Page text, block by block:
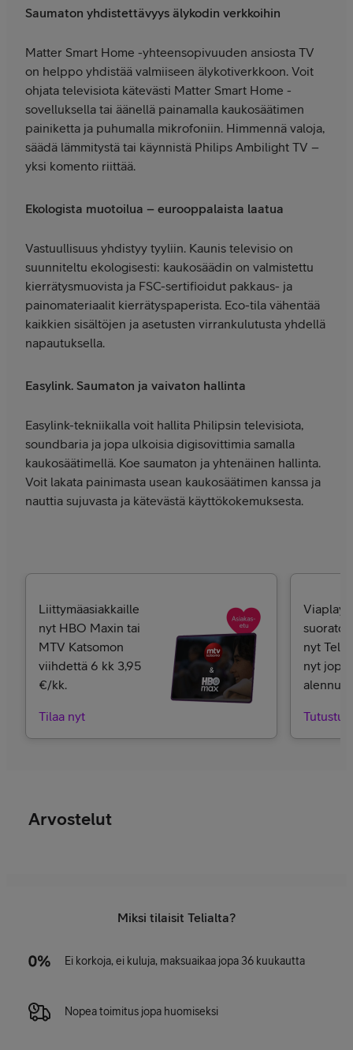
Saumaton yhdistettävyys älykodin verkkoihin
Matter Smart Home -yhteensopivuuden ansiosta TV
on helppo yhdistää valmiiseen älykotiverkkoon. Voit
ohjata televisiota kätevästi Matter Smart Home -
sovelluksella tai äänellä painamalla kaukosäätimen
painiketta ja puhumalla mikrofoniin. Himmennä valoja,
säädä lämmitystä tai käynnistä Philips Ambilight TV –
yksi komento riittää.
Ekologista muotoilua – eurooppalaista laatua
Vastuullisuus yhdistyy tyyliin. Kaunis televisio on
suunniteltu ekologisesti: kaukosäädin on valmistettu
kierrätysmuovista ja FSC-sertifioidut pakkaus- ja
painomateriaalit kierrätyspaperista. Eco-tila vähentää
kaikkien sisältöjen ja asetusten virrankulutusta yhdellä
napautuksella.
Easylink. Saumaton ja vaivaton hallinta
Easylink-tekniikalla voit hallita Philipsin televisiota,
soundbaria ja jopa ulkoisia digisovittimia samalla
kaukosäätimellä. Koe saumaton ja yhtenäinen hallinta.
Voit lakata painimasta usean kaukosäätimen kanssa ja
nauttia sujuvasta ja kätevästä käyttökokemuksesta.
Liittymäasiakkaille
nyt HBO Maxin tai
MTV Katsomon
viihdettä 6 kk 3,95
€/kk.
Tilaa nyt
Viaplayn
nyt
nyt jopa
Tutustu
Arvostelut
Miksi tilaisit Telialta?
Ei korkoja, ei kuluja, maksuaikaa jopa 36 kuukautta
Nopea toimitus jopa huomiseksi